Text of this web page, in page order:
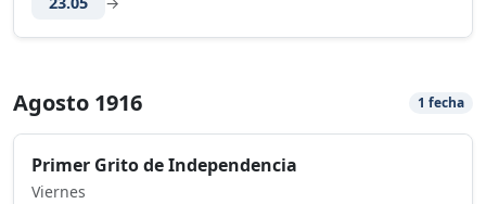
Agosto 1916 1 fecha
Primer Grito de Independencia
Viernes